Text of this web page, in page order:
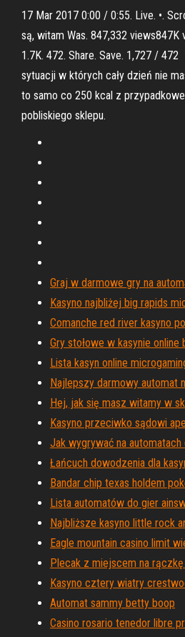
17 Mar 2017 0:00 / 0:55. Live. •.
są, witam Was. 847,332 views847K
1.7K. 472. Share. Save. 1,727 /
sytuacji w których cały dzień nie
to samo co 250 kcal z
pobliskiego sklepu.
Graj w darmowe gry na
Kasyno najbliżej big rapids
Comanche red river kasyno
Gry stołowe w kasynie online
Lista kasyn online
Najlepszy darmowy automat
Hej, jak się masz witamy w
Kasyno przeciwko sądowi
Jak wygrywać na automatach
Łańcuch dowodzenia dla
Bandar chip texas holdem
Lista automatów do gier
Najbliższe kasyno little rock
Eagle mountain casino limit
Plecak z miejscem na
Kasyno cztery wiatry
Automat sammy betty boop
Casino rosario tenedor libre